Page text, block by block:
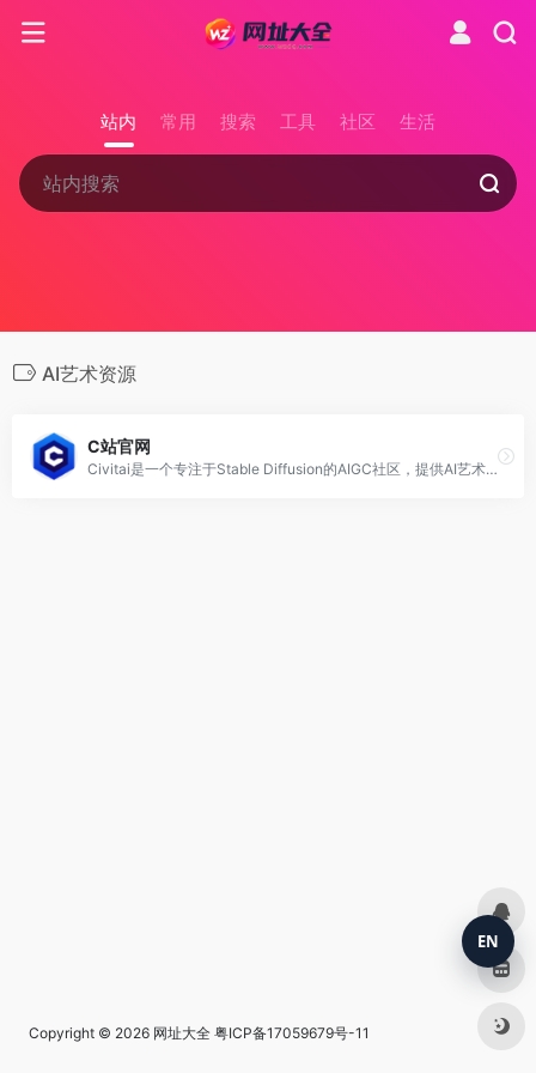
站内 常用 搜索 工具 社区 生活
AI艺术资源
C站官网
Civitai是一个专注于Stable Diffusion的AIGC社区，提供AI艺术资源分享、模型上传下载、评分收藏等功能，是探索AI艺术模型的好去处。
Copyright © 2026 网址大全 粤ICP备17059679号-11
EN